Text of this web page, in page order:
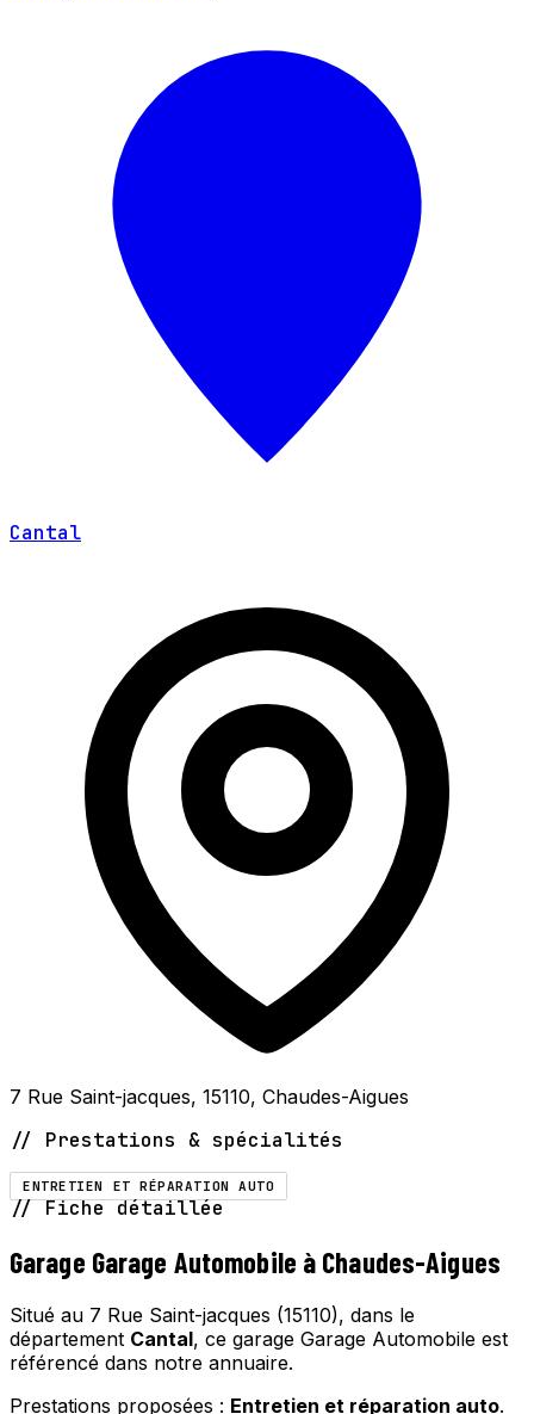
Cantal
7 Rue Saint-jacques, 15110, Chaudes-Aigues
// Prestations & spécialités
ENTRETIEN ET RÉPARATION AUTO
// Fiche détaillée
Garage Garage Automobile à Chaudes-Aigues
Situé au 7 Rue Saint-jacques (15110), dans le
département Cantal, ce garage Garage Automobile est
référencé dans notre annuaire.
Prestations proposées : Entretien et réparation auto.